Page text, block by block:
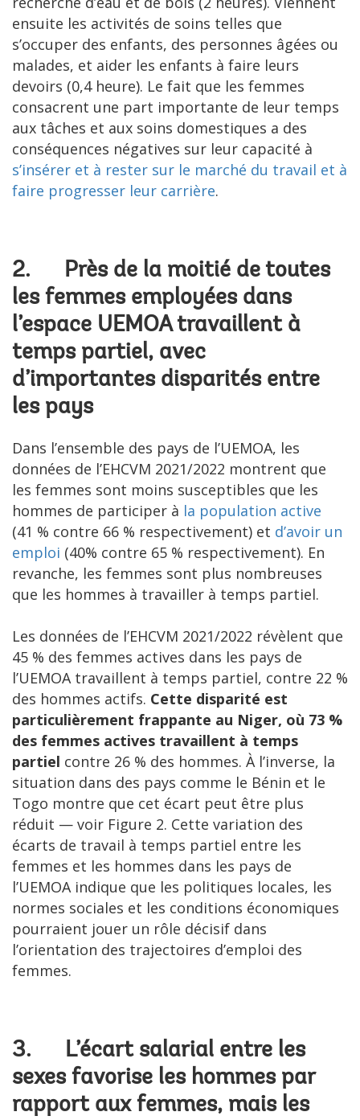
ensuite les activités de soins telles que
s’occuper des enfants, des personnes âgées ou
malades, et aider les enfants à faire leurs
devoirs (0,4 heure). Le fait que les femmes
consacrent une part importante de leur temps
aux tâches et aux soins domestiques a des
conséquences négatives sur leur capacité à
s’insérer et à rester sur le marché du travail et à
faire progresser leur carrière.
2. Près de la moitié de toutes
les femmes employées dans
l’espace UEMOA travaillent à
temps partiel, avec
d’importantes disparités entre
les pays
Dans l’ensemble des pays de l’UEMOA, les
données de l’EHCVM 2021/2022 montrent que
les femmes sont moins susceptibles que les
hommes de participer à la population active
(41 % contre 66 % respectivement) et d’avoir un
emploi (40% contre 65 % respectivement). En
revanche, les femmes sont plus nombreuses
que les hommes à travailler à temps partiel.
Les données de l’EHCVM 2021/2022 révèlent que
45 % des femmes actives dans les pays de
l’UEMOA travaillent à temps partiel, contre 22 %
des hommes actifs. Cette disparité est
particulièrement frappante au Niger, où 73 %
des femmes actives travaillent à temps
partiel contre 26 % des hommes. À l’inverse, la
situation dans des pays comme le Bénin et le
Togo montre que cet écart peut être plus
réduit — voir Figure 2. Cette variation des
écarts de travail à temps partiel entre les
femmes et les hommes dans les pays de
l’UEMOA indique que les politiques locales, les
normes sociales et les conditions économiques
pourraient jouer un rôle décisif dans
l’orientation des trajectoires d’emploi des
femmes.
3. L’écart salarial entre les
sexes favorise les hommes par
rapport aux femmes, mais les